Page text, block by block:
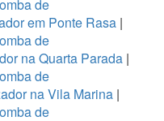
de
em Ponte Rasa|
de
na Quarta Parada|
de
na Vila Marina |
de